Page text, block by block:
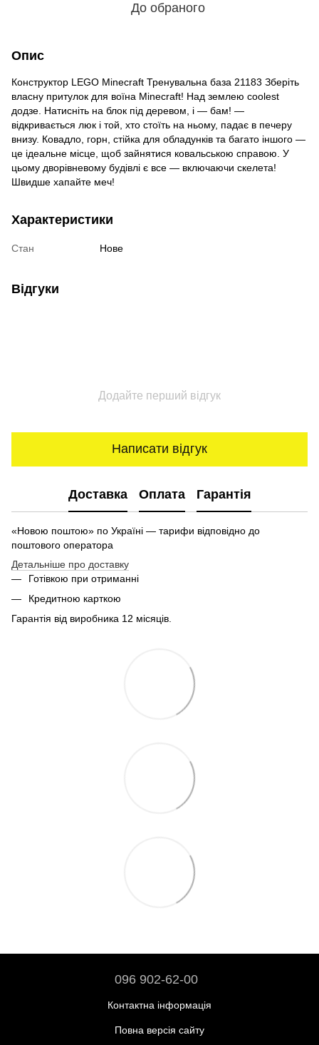
До обраного
Опис
Конструктор LEGO Minecraft Тренувальна база 21183 Зберіть
власну притулок для воїна Minecraft! Над землею coolest
додзе. Натисніть на блок під деревом, і — бам! —
відкривається люк і той, хто стоїть на ньому, падає в печеру
внизу. Ковадло, горн, стійка для обладунків та багато іншого —
це ідеальне місце, щоб зайнятися ковальською справою. У
цьому дворівневому будівлі є все — включаючи скелета!
Швидше хапайте меч!
Характеристики
Стан Нове
Відгуки
Додайте перший відгук
Написати відгук
Доставка Оплата Гарантія
«Новою поштою» по Україні — тарифи відповідно до
поштового оператора
Детальніше про доставку
Готівкою при отриманні
Кредитною карткою
Гарантія від виробника 12 місяців.
096 902-62-00
Контактна інформація
Повна версія сайту